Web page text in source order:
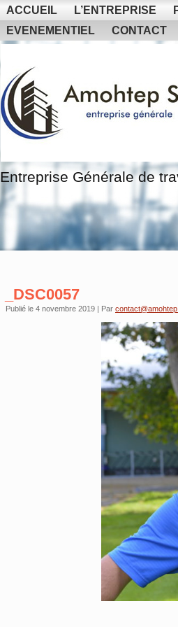
ACCUEIL L’ENTREPRISE
EVENEMENTIEL
CONTACT
Entreprise Générale de
_DSC0057
Publié le 4 novembre 2019 | Par